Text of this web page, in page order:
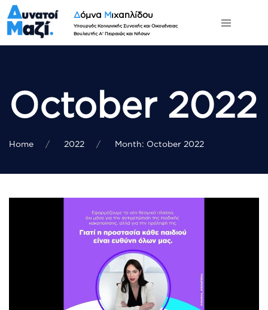
Δόμνα Μιχαηλίδου
Υπουργός Κοινωνικής Συνοχής και Οικογένειας
Βουλευτής Α' Πειραιώς και Νήσων
October 2022
Home 2022 Month: October 2022